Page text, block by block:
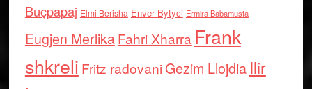
Buçpapaj Elmi Berisha Enver Bytyci Ermira Babamusta
Eugjen MerlikaFahri Xharra Frank
shkreli Fritz radovaniGezim Llojdia Ilir